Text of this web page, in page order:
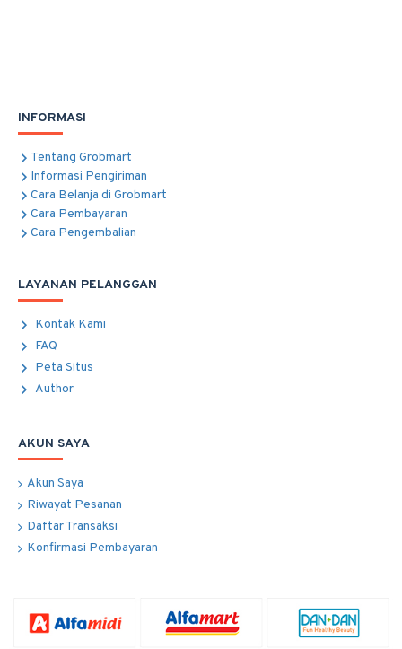
INFORMASI
Tentang Grobmart
Informasi Pengiriman
Cara Belanja di Grobmart
Cara Pembayaran
Cara Pengembalian
LAYANAN PELANGGAN
Kontak Kami
FAQ
Peta Situs
Author
AKUN SAYA
Akun Saya
Riwayat Pesanan
Daftar Transaksi
Konfirmasi Pembayaran